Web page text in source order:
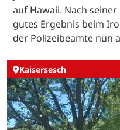
auf Hawaii. Nach
gutes Ergebnis beim
der Polizeibeamte nun
Kaisersesch